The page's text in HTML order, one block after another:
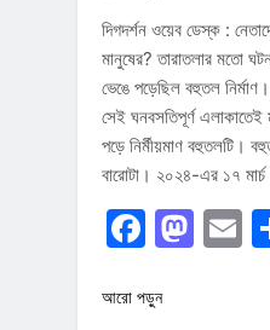
দিগদর্শন ওয়েব ডেস্ক :
মানুষের? তারাতলার মতো
ভেঙে পড়েছিল বহুতল নির্মাণ।
সেই ঘনবসতিপূর্ণ
পড়ে নির্মীয়মাণ বহুতলটি।
বারোটা। ২০২৪-এর ১৭
আরো পড়ুন